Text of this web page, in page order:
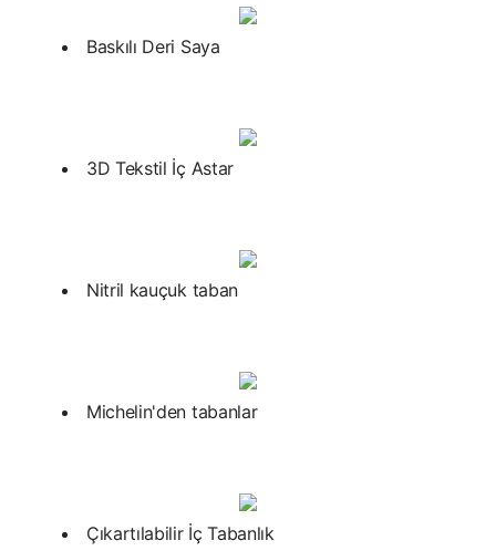
Baskılı Deri Saya
3D Tekstil İç Astar
Nitril kauçuk taban
Michelin'den tabanlar
Çıkartılabilir İç Tabanlık